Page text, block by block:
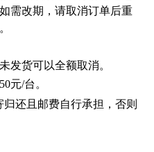
需改期，请取消订单后重
发货可以全额取消。
50元/台。
还且邮费自行承担，否则